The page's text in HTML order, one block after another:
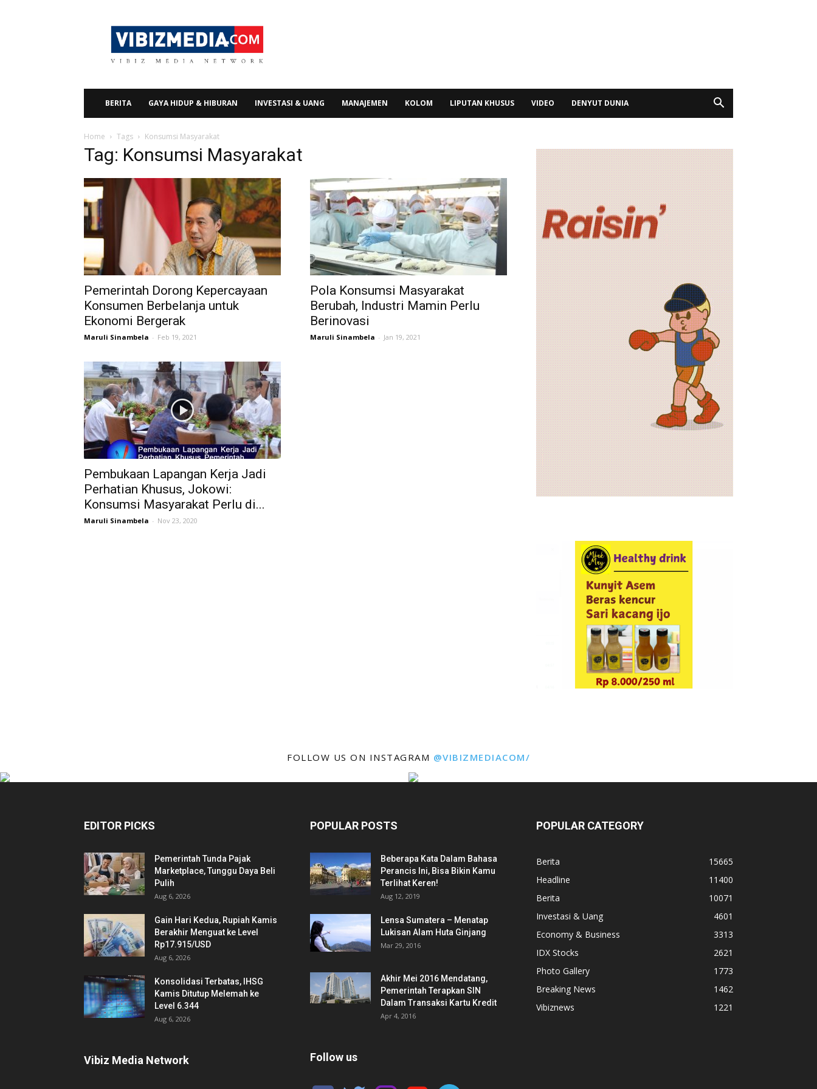
Vibizmedia.com
BERITA GAYA HIDUP & HIBURAN INVESTASI & UANG MANAJEMEN KOLOM LIPUTAN KHUSUS VIDEO DENYUT DUNIA
Home Tags Konsumsi Masyarakat
Tag: Konsumsi Masyarakat
Pemerintah Dorong Kepercayaan
Konsumen Berbelanja untuk
Ekonomi Bergerak
Maruli Sinambela - Feb 19, 2021
Pola Konsumsi Masyarakat
Berubah, Industri Mamin Perlu
Berinovasi
Maruli Sinambela - Jan 19, 2021
Pembukaan Lapangan Kerja Jadi
Perhatian Khusus, Jokowi:
Konsumsi Masyarakat Perlu di...
Maruli Sinambela - Nov 23, 2020
FOLLOW US ON INSTAGRAM @VIBIZMEDIACOM/
EDITOR PICKS
Pemerintah Tunda Pajak
Marketplace, Tunggu Daya Beli
Pulih
Aug 6, 2026
Gain Hari Kedua, Rupiah Kamis
Berakhir Menguat ke Level
Rp17.915/USD
Aug 6, 2026
Konsolidasi Terbatas, IHSG
Kamis Ditutup Melemah ke
Level 6.344
Aug 6, 2026
Vibiz Media Network
POPULAR POSTS
Beberapa Kata Dalam Bahasa
Perancis Ini, Bisa Bikin Kamu
Terlihat Keren!
Aug 12, 2019
Lensa Sumatera – Menatap
Lukisan Alam Huta Ginjang
Mar 29, 2016
Akhir Mei 2016 Mendatang,
Pemerintah Terapkan SIN
Dalam Transaksi Kartu Kredit
Apr 4, 2016
Follow us
POPULAR CATEGORY
Berita
15665
Headline
11400
Berita
10071
Investasi & Uang
4601
Economy & Business
3313
IDX Stocks
2621
Photo Gallery
1773
Breaking News
1462
Vibiznews
1221